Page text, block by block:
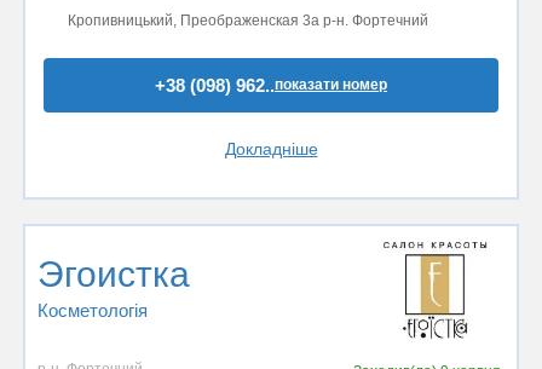
Кропивницький, Преображенская 3а р-н. Фортечний
+38 (098) 962..показати номер
Докладніше
Эгоистка
Косметологія